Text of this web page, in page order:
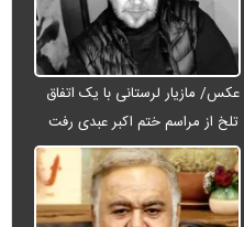
عکس/ مازیار لرستانی با یک اتفاق
تلخ از مراسم ختم اکبر عبدی رفت